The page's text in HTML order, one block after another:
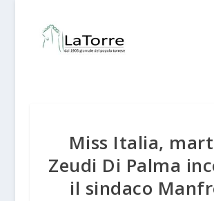
Miss Italia,
Zeudi Di Palma
il sindaco